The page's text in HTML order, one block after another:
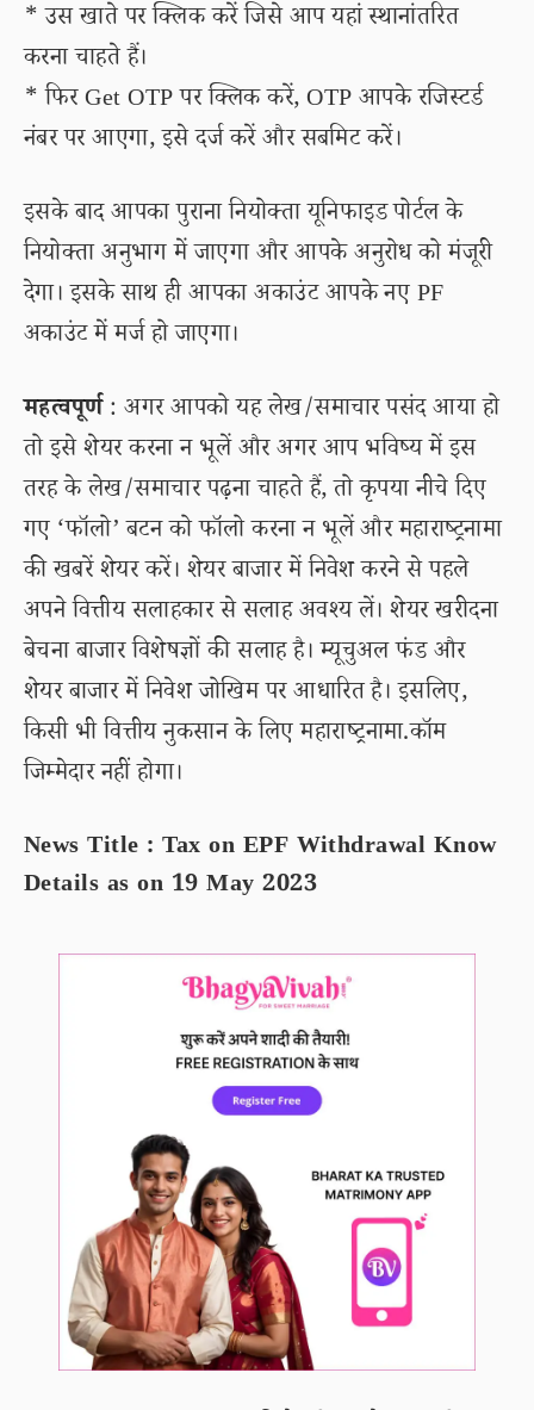
* उस खाते पर क्लिक करें जिसे आप यहां स्थानांतरित
करना चाहते हैं।
* फिर Get OTP पर क्लिक करें, OTP आपके रजिस्टर्ड
नंबर पर आएगा, इसे दर्ज करें और सबमिट करें।
इसके बाद आपका पुराना नियोक्ता यूनिफाइड पोर्टल के
नियोक्ता अनुभाग में जाएगा और आपके अनुरोध को मंजूरी
देगा। इसके साथ ही आपका अकाउंट आपके नए PF
अकाउंट में मर्ज हो जाएगा।
महत्वपूर्ण: अगर आपको यह लेख/समाचार पसंद आया हो
तो इसे शेयर करना न भूलें और अगर आप भविष्य में इस
तरह के लेख/समाचार पढ़ना चाहते हैं, तो कृपया नीचे दिए
गए ‘फॉलो’ बटन को फॉलो करना न भूलें और महाराष्ट्रनामा
की खबरें शेयर करें। शेयर बाजार में निवेश करने से पहले
अपने वित्तीय सलाहकार से सलाह अवश्य लें। शेयर खरीदना
बेचना बाजार विशेषज्ञों की सलाह है। म्यूचुअल फंड और
शेयर बाजार में निवेश जोखिम पर आधारित है। इसलिए,
किसी भी वित्तीय नुकसान के लिए महाराष्ट्रनामा.कॉम
जिम्मेदार नहीं होगा।
News Title : Tax on EPF Withdrawal Know
Details as on 19 May 2023